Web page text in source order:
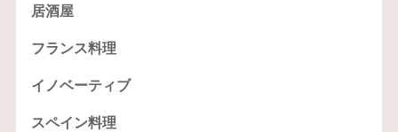
居酒屋
フランス料理
イノベーティブ
スペイン料理